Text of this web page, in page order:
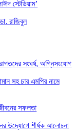
স্টেডিয়াম’
রাজিবুল
সংঘর্ষ, অগ্নিসংযোগ
সহ চার এমপির নামে
সফলতা
উদ্যোগে শীর্ষক আলোচনা